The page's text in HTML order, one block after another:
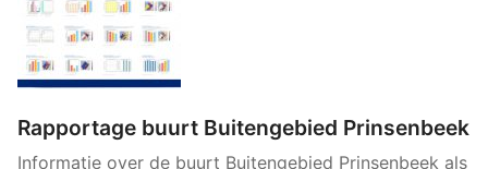
Rapportage buurt Buitengebied Prinsenbeek
Informatie over de buurt Buitengebied Prinsenbeek als